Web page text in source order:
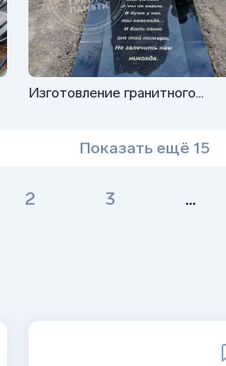
Изготовление гранитного
Показать ещё 15
2 3 ...